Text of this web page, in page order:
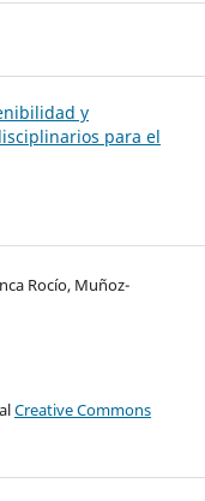
y
para el
Rocío, Muñoz-
Creative Commons